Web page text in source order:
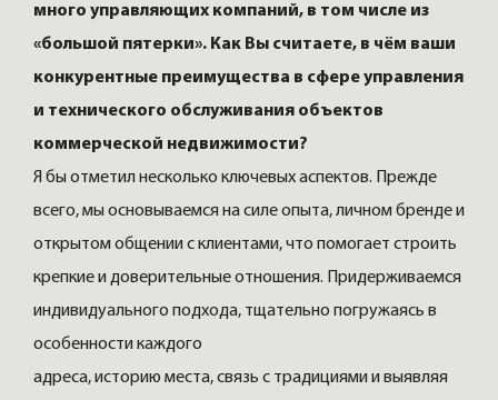
много управляющих компаний, в том числе из
«большой пятерки». Как Вы считаете, в чём ваши
конкурентные преимущества в сфере управления
и технического обслуживания объектов
коммерческой недвижимости?
Я бы отметил несколько ключевых аспектов. Прежде
всего, мы основываемся на силе опыта, личном бренде и
открытом общении с клиентами, что помогает строить
крепкие и доверительные отношения. Придерживаемся
индивидуального подхода, тщательно погружаясь в
особенности каждого
адреса, историю места, связь с традициями и выявляя